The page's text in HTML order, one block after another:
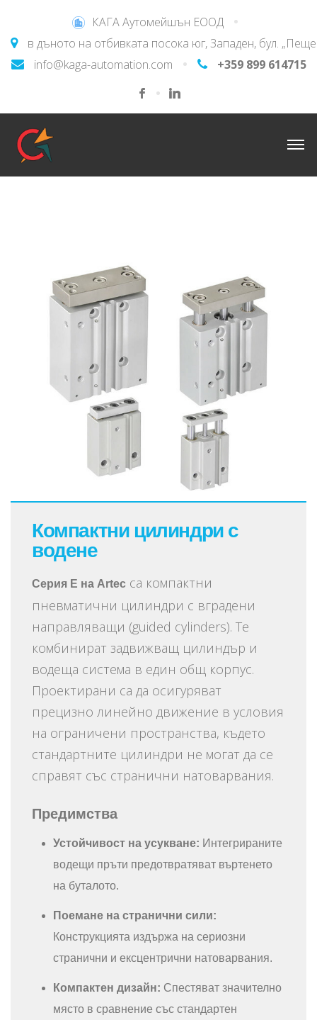
КАГА Аутомейшън ЕООД
в дъното на отбивката посока юг, Западен, бул.
info@kaga-automation.com
+359 899 614715
Компактни цилиндри с
водене
Серия E на Artec са компактни
пневматични цилиндри с вградени
направляващи (guided cylinders). Те
комбинират задвижващ цилиндър и
водеща система в един общ корпус.
Проектирани са да осигуряват
прецизно линейно движение в условия
на ограничени пространства, където
стандартните цилиндри не могат да се
справят със странични натоварвания.
Предимства
Устойчивост на усукване: Интегрираните
водещи пръти предотвратяват въртенето
на буталото.
Поемане на странични сили:
Конструкцията издържа на сериозни
странични и ексцентрични натоварвания.
Компактен дизайн: Спестяват значително
място в сравнение със стандартен